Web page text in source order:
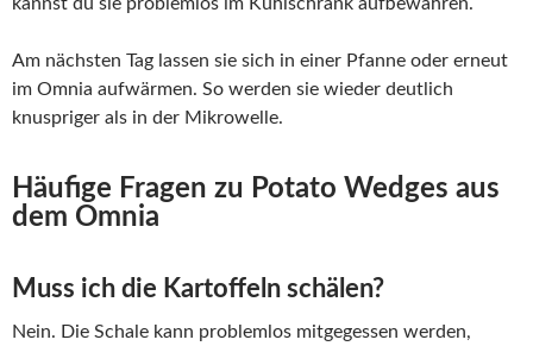
kannst du sie problemlos im Kühlschrank aufbewahren.
Am nächsten Tag lassen sie sich in einer Pfanne oder erneut
im Omnia aufwärmen. So werden sie wieder deutlich
knuspriger als in der Mikrowelle.
Häufige Fragen zu Potato Wedges aus
dem Omnia
Muss ich die Kartoffeln schälen?
Nein. Die Schale kann problemlos mitgegessen werden,